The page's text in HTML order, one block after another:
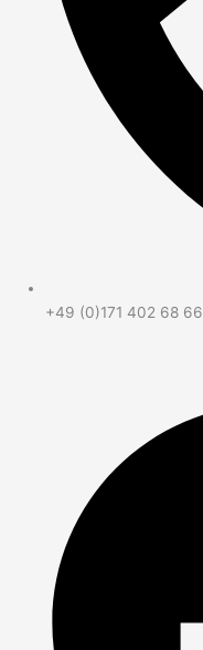
+49 (0)171 402 68 66